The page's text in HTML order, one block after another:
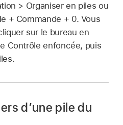
> Organiser en piles ou
+ Commande + 0. Vous
sur le bureau en
Contrôle enfoncée, puis
d’une pile du